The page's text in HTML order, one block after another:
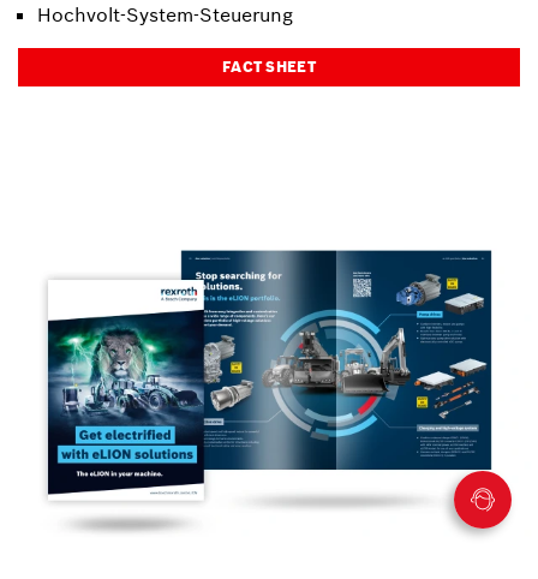
Hochvolt-System-Steuerung
FACT SHEET